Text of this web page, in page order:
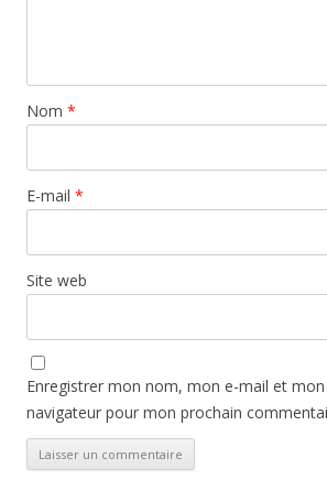
Nom *
E-mail *
Site web
Enregistrer mon nom, mon e-mail et
navigateur pour mon prochain